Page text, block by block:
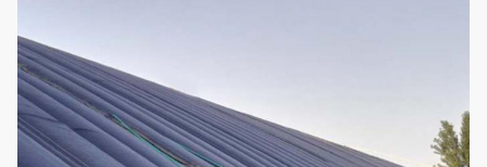
Konfigurations-
System
Tropfenfänger/
5. Heizsystem